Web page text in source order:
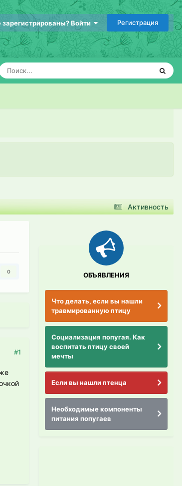
Войти Регистрация
Активность
0
#1
ОБЪЯВЛЕНИЯ
Что делать, если вы нашли
травмированную птицу
Социализация попугая. Как
воспитать птицу своей
мечты
Если вы нашли птенца
Необходимые компоненты
питания попугаев